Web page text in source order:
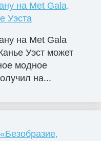
на Met Gala,
Уэста
на Met Gala
Уэст может
модное
на...